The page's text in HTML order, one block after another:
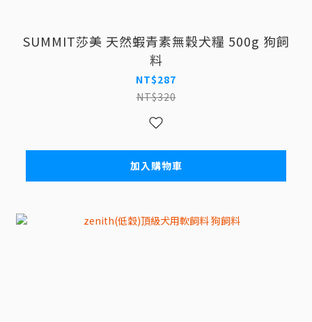
SUMMIT莎美 天然蝦青素無穀犬糧 500g 狗飼
料
NT$287
NT$320
加入購物車